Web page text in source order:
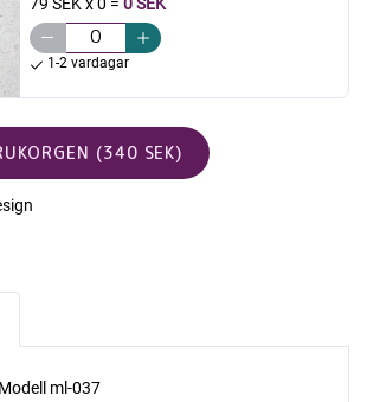
79 SEK x 0 = 0 SEK
1-2 vardagar
(340 SEK)
ml-037